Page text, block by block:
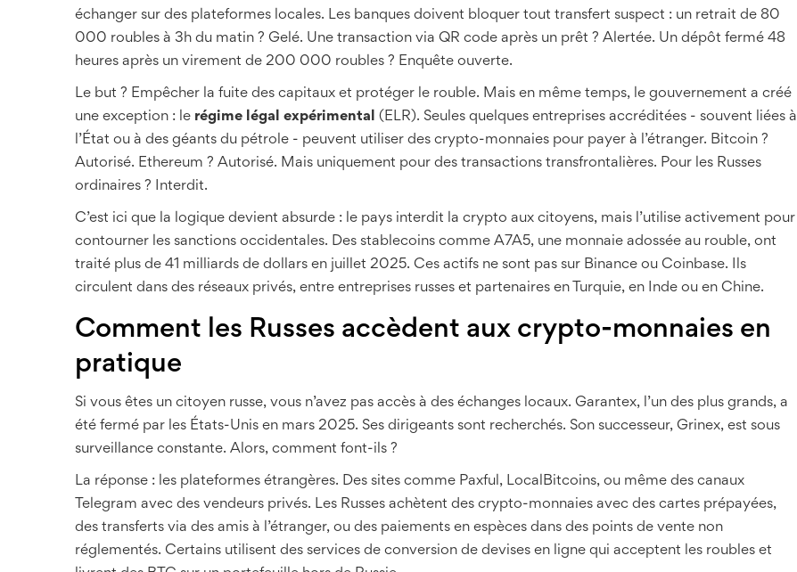
échanger sur des plateformes locales. Les banques doivent bloquer tout transfert suspect : un retrait de 80
000 roubles à 3h du matin ? Gelé. Une transaction via QR code après un prêt ? Alertée. Un dépôt fermé 48
heures après un virement de 200 000 roubles ? Enquête ouverte.
Le but ? Empêcher la fuite des capitaux et protéger le rouble. Mais en même temps, le gouvernement a créé
une exception : le régime légal expérimental
(ELR). Seules quelques entreprises accréditées - souvent liées à
l’État ou à des géants du pétrole - peuvent utiliser des crypto-monnaies pour payer à l’étranger. Bitcoin ?
Autorisé. Ethereum ? Autorisé. Mais uniquement pour des transactions transfrontalières. Pour les Russes
ordinaires ? Interdit.
C’est ici que la logique devient absurde : le pays interdit la crypto aux citoyens, mais l’utilise activement pour
contourner les sanctions occidentales. Des stablecoins comme A7A5, une monnaie adossée au rouble, ont
traité plus de 41 milliards de dollars en juillet 2025. Ces actifs ne sont pas sur Binance ou Coinbase. Ils
circulent dans des réseaux privés, entre entreprises russes et partenaires en Turquie, en Inde ou en Chine.
Comment les Russes accèdent aux crypto-monnaies en
pratique
Si vous êtes un citoyen russe, vous n’avez pas accès à des échanges locaux. Garantex, l’un des plus grands, a
été fermé par les États-Unis en mars 2025. Ses dirigeants sont recherchés. Son successeur, Grinex, est sous
surveillance constante. Alors, comment font-ils ?
La réponse : les plateformes étrangères. Des sites comme Paxful, LocalBitcoins, ou même des canaux
Telegram avec des vendeurs privés. Les Russes achètent des crypto-monnaies avec des cartes prépayées,
des transferts via des amis à l’étranger, ou des paiements en espèces dans des points de vente non
réglementés. Certains utilisent des services de conversion de devises en ligne qui acceptent les roubles et